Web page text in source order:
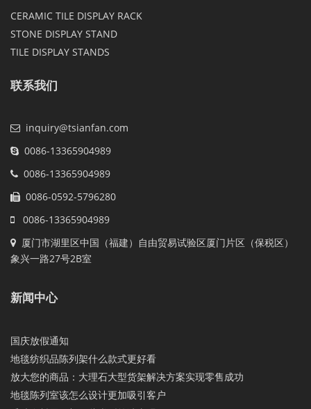
CERAMIC TILE DISPLAY RACK
STONE DISPLAY STAND
TILE DISPLAY STANDS
联系我们
inquiry@tsianfan.com
0086-13365904989
0086-13365904989
0086-0592-5796280
0086-13365904989
厦门市湖里区中国（福建）自由贸易试验区厦门片区（保税区）
象兴一路27号2B室
新闻中心
国庆放假通知
地毯纺织品陈列架什么款式更好看
放大您的商品：大理石大型货架解决方案实现零售成功
地毯陈列室该怎么设计更加吸引客户